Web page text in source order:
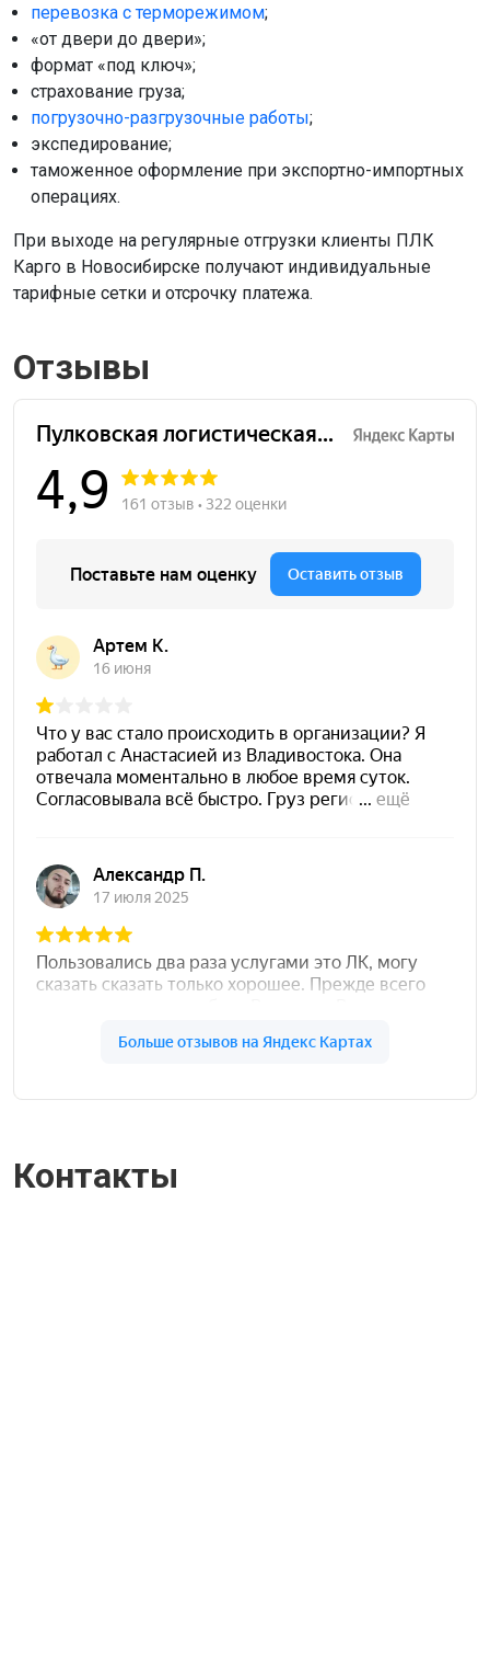
перевозка с терморежимом;
«от двери до двери»;
формат «под ключ»;
страхование груза;
погрузочно-разгрузочные работы;
экспедирование;
таможенное оформление при экспортно-импортных
операциях.
При выходе на регулярные отгрузки клиенты ПЛК
Карго в Новосибирске получают индивидуальные
тарифные сетки и отсрочку платежа.
Отзывы
Контакты